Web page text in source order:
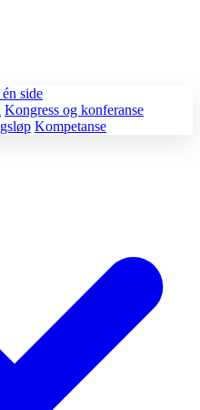
side
Kongress og konferanse
Kompetanse